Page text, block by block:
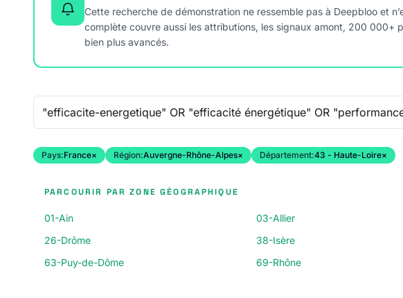
Cette recherche de démonstration ne ressemble pas à Deepbloo et
complète couvre aussi les attributions, les signaux amont, 200 000+
bien plus avancés.
Pays:France× Région:Auvergne-Rhône-Alpes× Département:43 - Haute-Loire×
PARCOURIR PAR ZONE GÉOGRAPHIQUE
01-Ain 03-Allier
26-Drôme
38-Isère
63-Puy-de-Dôme
69-Rhône